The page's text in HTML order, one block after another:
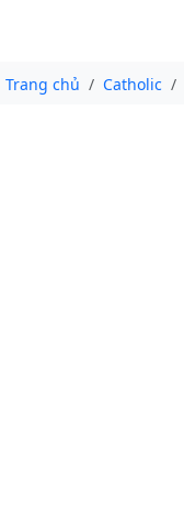
Trang chủ Catholic